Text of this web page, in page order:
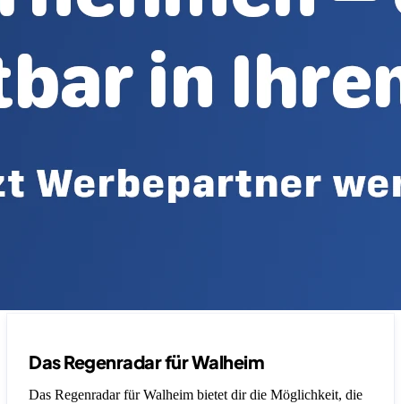
Das Regenradar für Walheim
Das Regenradar für Walheim bietet dir die Möglichkeit, die